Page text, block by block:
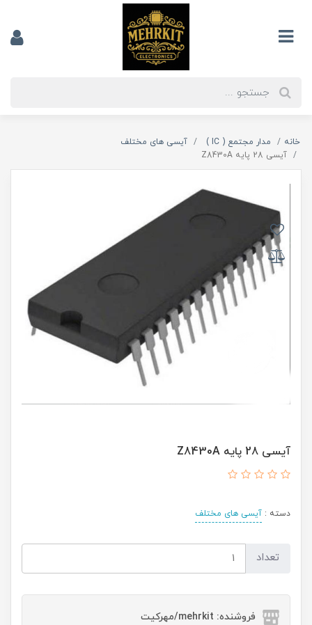
خانه مدار مجتمع ( IC )
آیسی های مختلف
آیسی 28 پایه Z8430A
آیسی 28 پایه Z8430A
دسته : آیسی های مختلف
تعداد
فروشنده: mehrkit/مهرکیت